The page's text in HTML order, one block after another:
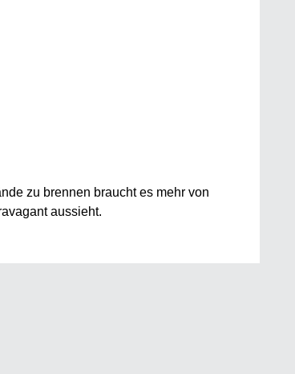
zu brennen braucht es mehr von
aussieht.